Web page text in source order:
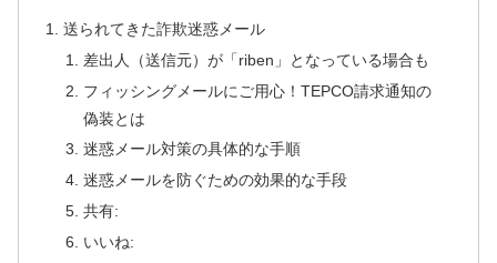
送られてきた詐欺迷惑メール
差出人（送信元）が「riben」となっている場合も
フィッシングメールにご用心！TEPCO請求通知の
偽装とは
迷惑メール対策の具体的な手順
迷惑メールを防ぐための効果的な手段
共有:
いいね: